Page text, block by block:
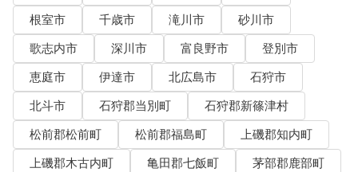
根室市
千歳市 滝川市
砂川市
歌志内市
深川市 富良野市
登別市
恵庭市
伊達市 北広島市
石狩市
北斗市
石狩郡当別町
石狩郡新篠津村
松前郡松前町
松前郡福島町
上磯郡知内町
上磯郡木古内町
亀田郡七飯町
茅部郡鹿部町